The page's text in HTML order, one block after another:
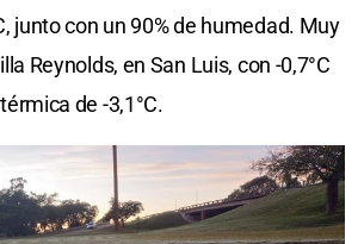
junto con un 90% de humedad. Muy
Reynolds, en San Luis, con -0,7°C
de -3,1°C.